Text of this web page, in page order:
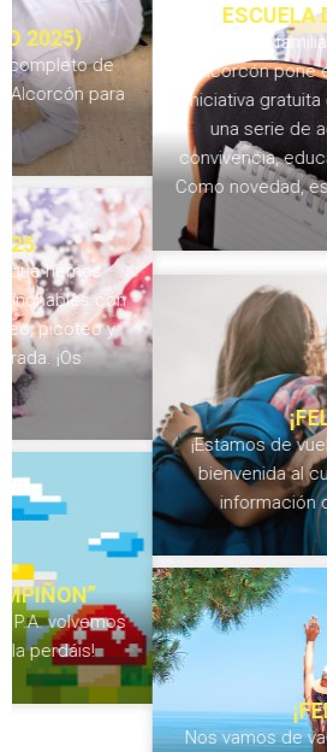
ESCUELA DE FAMILIAS
Queridas familias, Un curso
Alcorcón pone en marcha la
iniciativa gratuita cuyo objetivo es
una serie de actividades para
convivencia, educación y
Como novedad, este curso y a
¡FELIZ VUELTA
¡Estamos de vuelta y con las
bienvenida al curso 2024/2025
información que puede ser
¡FELICES
Nos vamos de vacaciones para